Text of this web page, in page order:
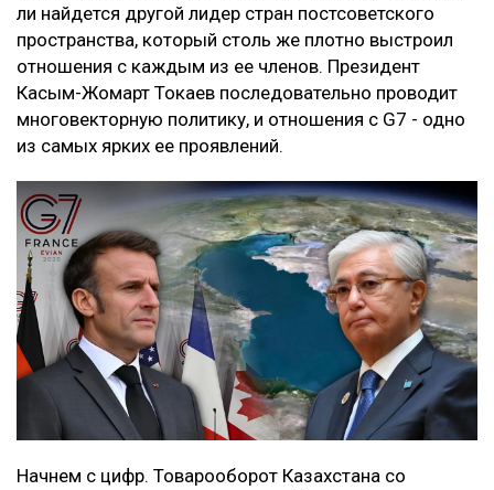
ли найдется другой лидер стран постсоветского
пространства, который столь же плотно выстроил
отношения с каждым из ее членов. Президент
Касым-Жомарт Токаев последовательно проводит
многовекторную политику, и отношения с G7 - одно
из самых ярких ее проявлений.
Начнем с цифр. Товарооборот Казахстана со